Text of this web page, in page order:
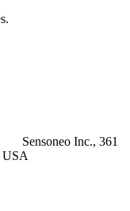
Sensoneo Inc., 361
USA